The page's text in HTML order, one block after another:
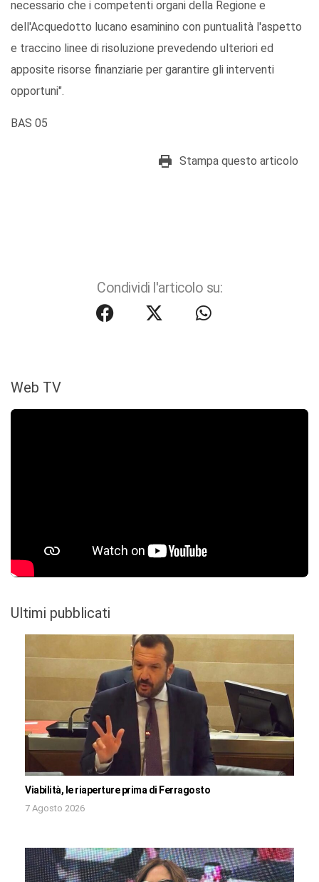
necessario che i competenti organi della Regione e
dell'Acquedotto lucano esaminino con puntualità l'aspetto
e traccino linee di risoluzione prevedendo ulteriori ed
apposite risorse finanziarie per garantire gli interventi
opportuni".
BAS 05
Stampa questo articolo
Condividi l'articolo su:
Web TV
Ultimi pubblicati
Viabilità, le riaperture prima di Ferragosto
7 Agosto 2026